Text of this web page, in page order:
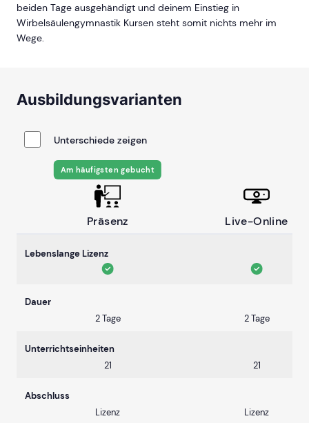
beiden Tage ausgehändigt und deinem Einstieg in
Wirbelsäulengymnastik Kursen steht somit nichts mehr im
Wege.
Ausbildungsvarianten
Unterschiede zeigen
Präsenz
Am häufigsten gebucht
Live-Online
Lebenslange Lizenz
Dauer
2 Tage
2 Tage
Unterrichtseinheiten
21
21
Abschluss
Lizenz
Lizenz